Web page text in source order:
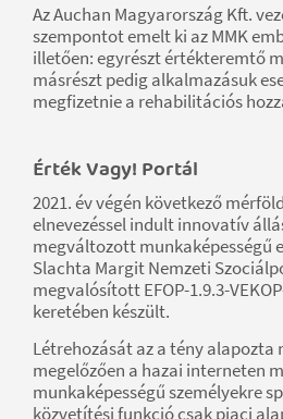
Az Auchan Magyarország Kft.
szempontot emelt ki az MMK
illetően: egyrészt értékteremtő
másrészt pedig alkalmazásuk
megfizetnie a rehabilitációs
Érték Vagy! Portál
2021. év végén következő
elnevezéssel indult innovatív
megváltozott munkaképességű
Slachta Margit Nemzeti
megvalósított EFOP-1.9.3-
keretében készült.
Létrehozását az a tény alapozta
megelőzően a hazai interneten
munkaképességű személyekre
közvetítési funkció csak piaci